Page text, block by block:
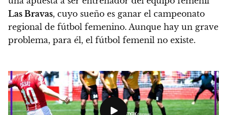
Las Bravas, cuyo sueño es ganar el campeonato
regional de fútbol femenino. Aunque hay un grave
problema, para él, el fútbol femenil no existe.